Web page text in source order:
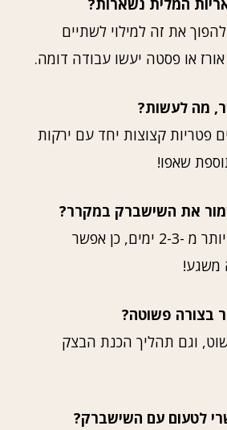
המלית נשארות?
את זה למילוי לשתיים
או פסטה יעשו עבודה דומה.
מה לעשות?
פטריות קצוצות יחד עם ירקות
שאפו!
את השישברק במקרר?
לא מומלץ לשמור יותר מ -2-3 ימים, כן אפשר
משגע!
בצורה פשוטה?
וגם תהליך הכנת הבצק
לטעום עם השישברק?